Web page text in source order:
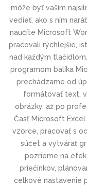
môže byť vaším
vedieť, ako s ním
naučíte Microsoft
pracovali rýchlejšie,
nad každým
programom balíka
prechádzame od
formátovať text,
obrázky, až po
Časť Microsoft
vzorce, pracovať s
súčet a vytvárať
pozrieme na
priečinkov,
celkové nastavenie